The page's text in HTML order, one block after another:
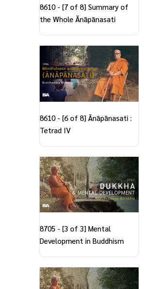
8610 - [7 of 8] Summary of
the Whole Ānāpānasati
8610 - [6 of 8] Ānāpānasati :
Tetrad IV
8705 - [3 of 3] Mental
Development in Buddhism